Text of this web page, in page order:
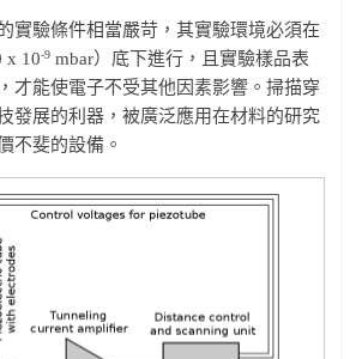
實驗條件相當嚴苛，其實驗環境必須在
x 10-9 mbar）底下進行，且實驗樣品表
才能使電子不受其他因素影響。掃描穿
發展的利器，被廣泛應用在材料的研究
不斐的設備。